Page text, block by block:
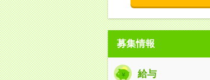
募集情報
給与